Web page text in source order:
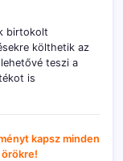
birtokolt
költhetik az
teszi a
is
kapsz minden
örökre!